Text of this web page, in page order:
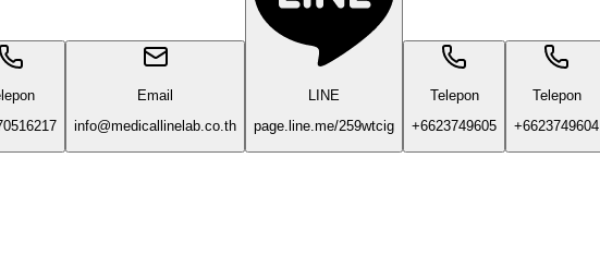
Email
info@medicallinelab.co.th
LINE
page.line.me/259wtcig
Telepon
+6623749605
Telepon
+6623749604